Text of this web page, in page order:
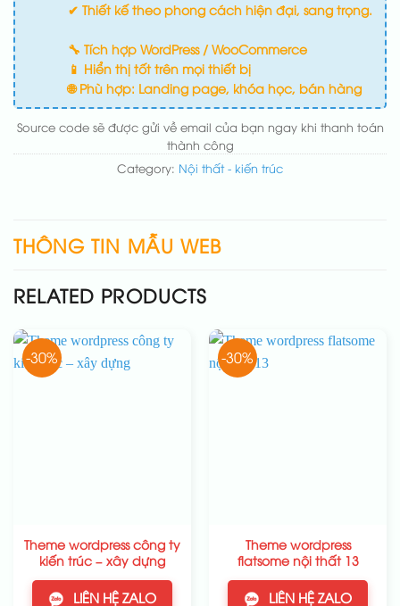
✔ Thiết kế theo phong cách hiện đại, sang trọng.
🔧 Tích hợp WordPress / WooCommerce
📱 Hiển thị tốt trên mọi thiết bị
🌐 Phù hợp: Landing page, khóa học, bán hàng
Source code sẽ được gửi về email của bạn ngay khi thanh toán
thành công
Category: Nội thất - kiến trúc
THÔNG TIN MẪU WEB
RELATED PRODUCTS
-30%
Theme wordpress công ty
kiến trúc – xây dựng
LIÊN HỆ ZALO
-30%
Theme wordpress
flatsome nội thất 13
LIÊN HỆ ZALO